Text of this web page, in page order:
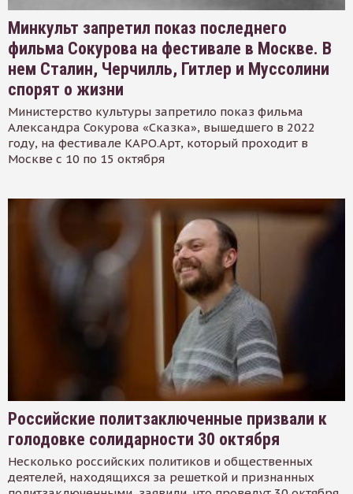
Минкульт запретил показ последнего
фильма Сокурова на фестивале в Москве. В
нем Сталин, Черчилль, Гитлер и Муссолини
спорят о жизни
Министерство культуры запретило показ фильма
Александра Сокурова «Сказка», вышедшего в 2022
году, на фестивале КАРО.Арт, который проходит в
Москве с 10 по 15 октября
Российские политзаключенные призвали к
голодовке солидарности 30 октября
Несколько российских политиков и общественных
деятелей, находящихся за решеткой и признанных